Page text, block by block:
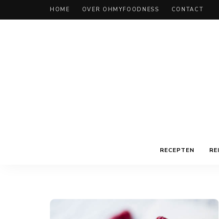
HOME OVER OHMYFOODNESS CONTACT
RECEPTEN